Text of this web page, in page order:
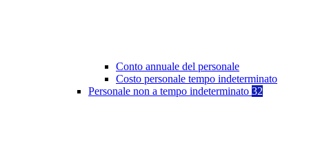
Conto annuale del personale
Costo personale tempo indeterminato
Personale non a tempo indeterminato 32